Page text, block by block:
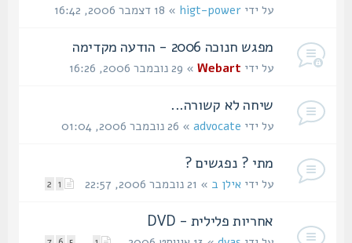
על ידיhigt-power» 18 דצמבר 2006, 16:42
מפגש חנוכה 2006 - הודעה מקדימה
על ידיWebart» 29 נובמבר 2006, 16:26
שיחה לא קשורה...
על ידיadvocate» 26 נובמבר 2006, 01:04
מתי ? נפגשים ?
2 על ידיאילן ב» 21 נובמבר 2006, 22:57
אחריות פלילית - DVD